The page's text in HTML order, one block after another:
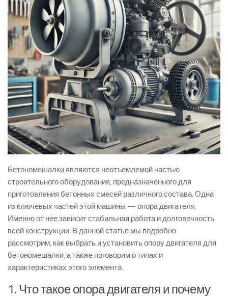
Бетономешалки являются неотъемлемой частью
строительного оборудования, предназначенного для
приготовления бетонных смесей различного состава. Одна
из ключевых частей этой машины — опора двигателя.
Именно от нее зависит стабильная работа и долговечность
всей конструкции. В данной статье мы подробно
рассмотрим, как выбрать и установить опору двигателя для
бетономешалки, а также поговорим о типах и
характеристиках этого элемента.
1. Что такое опора двигателя и почему